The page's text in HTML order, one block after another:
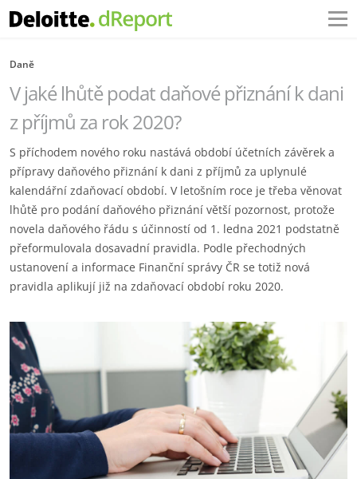
Daně
V jaké lhůtě podat daňové přiznání k dani
z příjmů za rok 2020?
S příchodem nového roku nastává období účetních závěrek a
přípravy daňového přiznání k dani z příjmů za uplynulé
kalendářní zdaňovací období. V letošním roce je třeba věnovat
lhůtě pro podání daňového přiznání větší pozornost, protože
novela daňového řádu s účinností od 1. ledna 2021 podstatně
přeformulovala dosavadní pravidla. Podle přechodných
ustanovení a informace Finanční správy ČR se totiž nová
pravidla aplikují již na zdaňovací období roku 2020.